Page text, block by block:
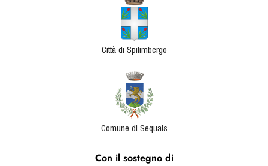
Città di Spilimbergo
Comune di Sequals
Con il sostegno di